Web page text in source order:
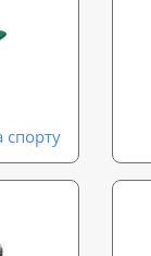
спорту